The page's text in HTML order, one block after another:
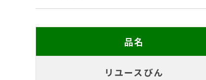
品名
リユースびん